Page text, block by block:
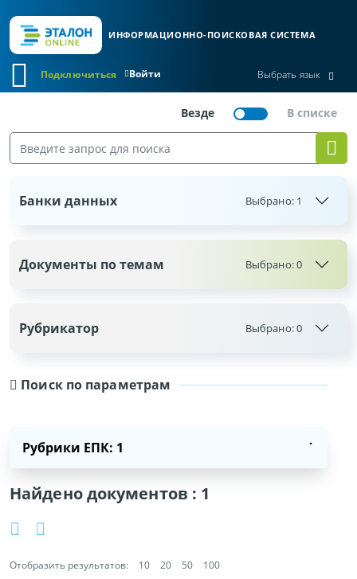
ИНФОРМАЦИОННО-ПОИСКОВАЯ СИСТЕМА
Войти
Подключиться Выбрать язык
Поиск по параметрам
Рубрики ЕПК: 1
Найдено документов : 1
Отобразить результатов: 10 20 50
100
Банки данных Выбрано: 1
Документы по темам Выбрано:0
Рубрикатор Выбрано:0